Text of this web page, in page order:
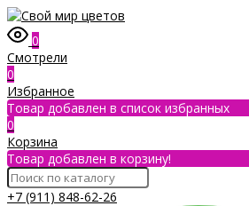
0
Смотрели
0
Избранное
Товар добавлен в список избранных
0
Корзина
Товар добавлен в корзину!
+7 (911) 848-62-26